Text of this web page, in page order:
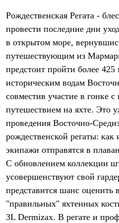
Штормовая одежда
Куртки
Софтшелл одежда
Куртки
Брюки
Флисовая одежда
Куртки
Брюки
Термобелье
Теплое термобелье
Среднее термобелье
Легкое термобелье
Лёгкая одежда
Футболки
Толстовки
Брюки
Шорты
Женская одежда
Утепленная пухом
Рождественская Регата -
провести последние дни
в открытом море,
путешествующим из
предстоит пройти более
историческим водам
совместив участие в гонке
путешествием на яхте. Это
проведения Восточно-
рождественской регаты: как
экипажи отправятся в
С обновлением коллекции
усовершенствуют свой
представится шанс оценить
"правильных" яхтенных
3L Dermizax. В регате и